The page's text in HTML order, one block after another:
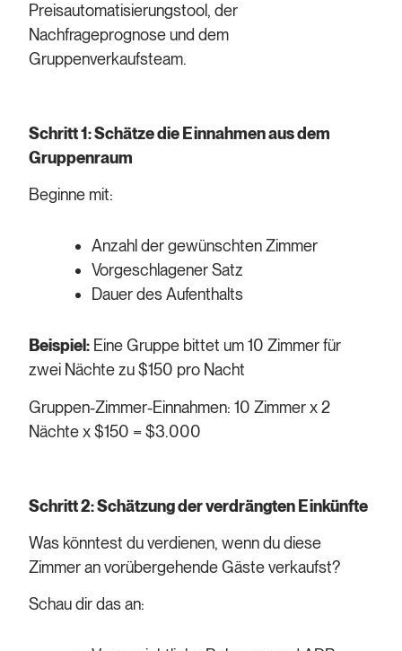
Preisautomatisierungstool, der
Nachfrageprognose und dem
Gruppenverkaufsteam.
Schritt 1: Schätze die Einnahmen aus dem
Gruppenraum
Beginne mit:
Anzahl der gewünschten Zimmer
Vorgeschlagener Satz
Dauer des Aufenthalts
Beispiel: Eine Gruppe bittet um 10 Zimmer für
zwei Nächte zu $150 pro Nacht
Gruppen-Zimmer-Einnahmen: 10 Zimmer x 2
Nächte x $150 = $3.000
Schritt 2: Schätzung der verdrängten Einkünfte
Was könntest du verdienen, wenn du diese
Zimmer an vorübergehende Gäste verkaufst?
Schau dir das an: